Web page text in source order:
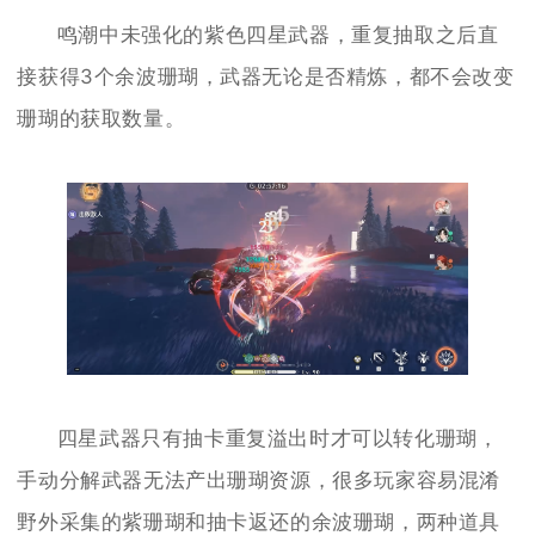
鸣潮中未强化的紫色四星武器，重复抽取之后直
接获得3个余波珊瑚，武器无论是否精炼，都不会改变
珊瑚的获取数量。
四星武器只有抽卡重复溢出时才可以转化珊瑚，
手动分解武器无法产出珊瑚资源，很多玩家容易混淆
野外采集的紫珊瑚和抽卡返还的余波珊瑚，两种道具